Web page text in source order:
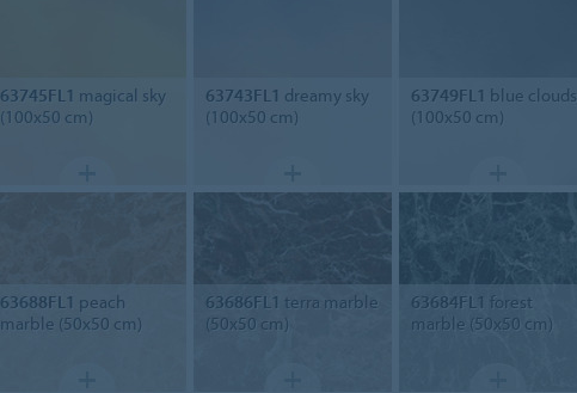
63745FL1 magical sky
(100x50 cm)
63743FL1 dreamy sky
(100x50 cm)
63749FL1 blue clouds
(100x50 cm)
63688FL1 peach
marble (50x50 cm)
63686FL1 terra marble
(50x50 cm)
63684FL1 forest
marble (50x50 cm)